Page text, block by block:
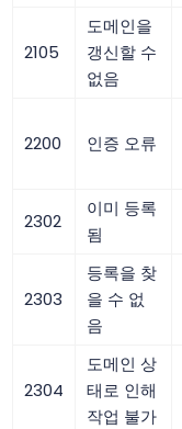
2105
도메인을
갱신할 수
없음
2200 인증 오류
2302
이미 등록
됨
2303
등록을 찾
을 수 없
음
2304
도메인 상
태로 인해
작업 불가